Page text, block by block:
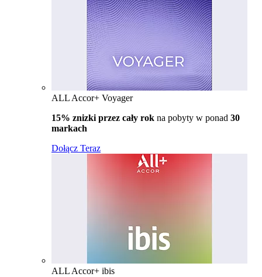
ALL Accor+ Voyager
15% znizki przez cały rok na pobyty w ponad 30
markach
Dołącz Teraz
ALL Accor+ ibis